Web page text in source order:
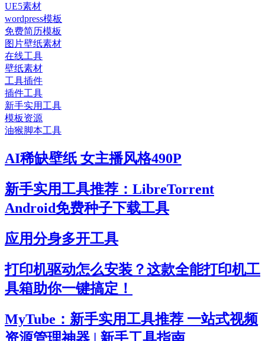
UE5素材
wordpress模板
免费简历模板
图片壁纸素材
在线工具
壁纸素材
工具插件
插件工具
新手实用工具
模板资源
油猴脚本工具
AI稀缺壁纸 女主播风格490P
新手实用工具推荐：LibreTorrent
Android免费种子下载工具
应用分身多开工具
打印机驱动怎么安装？这款全能打印机工
具箱助你一键搞定！
MyTube：新手实用工具推荐 一站式视频